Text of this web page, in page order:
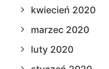
kwiecień 2020
marzec 2020
luty 2020